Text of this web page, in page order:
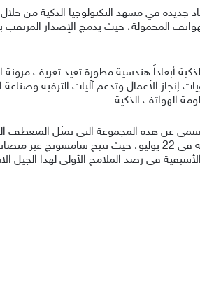
جديدة في مشهد التكنولوجيا الذكية من
المحمولة، حيث يدمج الإصدار المرتقب
أبعاداً هندسية مطورة تعيد تعريف
الأعمال وتدعم آليات الترفيه
الهواتف الذكية.
عن هذه المجموعة التي تمثل المنعطف
للحدث العالمي المنتظر للشركة والمقرر انطلاقه في
في رصد الملامح الأولى لهذا